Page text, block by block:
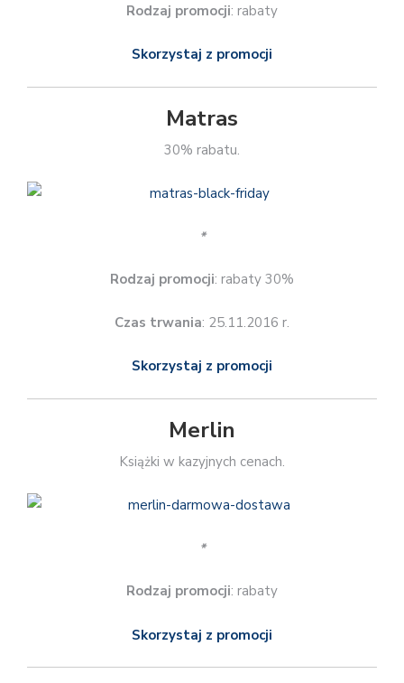
Rodzaj promocji: rabaty
Skorzystaj z promocji
Matras
30% rabatu.
*
Rodzaj promocji: rabaty 30%
Czas trwania: 25.11.2016 r.
Skorzystaj z promocji
Merlin
Książki w kazyjnych cenach.
*
Rodzaj promocji: rabaty
Skorzystaj z promocji